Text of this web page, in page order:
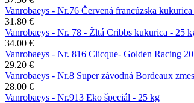
Vanrobaeys - Nr.76 Červená francúzska
31.80 €
Vanrobaeys - Nr. 78 - Žltá Cribbs kukurica - 25
34.00 €
Vanrobaeys - Nr. 816 Clicque- Golden Racing
29.20 €
Vanrobaeys - Nr.8 Super závodná Bordeaux
28.00 €
Vanrobaeys - Nr.913 Eko špeciál - 25 kg